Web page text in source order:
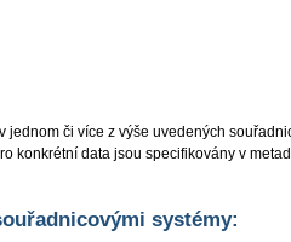
jednom či více z výše uvedených
konkrétní data jsou specifikovány v
systémy: